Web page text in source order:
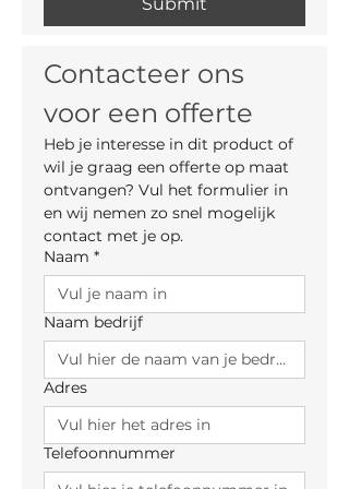
.166cm(206-246cm) x 80cm
.114cm(154-194cm) x 80cm
.de tafels kunnen ook verkregen worden
met 1 in plaats van 2 of 3 verlengbladen
VASTE TAFELS:
.277cm x 124cm
.229cm x 124cm
.209cm x 124cm
.289cm x 100cm
.269cm x 100cm
.249cm x 100cm
.229cm x 100cm
.209cm x 100cm
.189cm x 100cm
.166cm x 100cm
Contacteer ons
voor een offerte
Heb je interesse in dit product of
wil je graag een offerte op maat
ontvangen? Vul het formulier in
en wij nemen zo snel mogelijk
contact met je op.
Naam *
Naam bedrijf
Adres
Telefoonnummer